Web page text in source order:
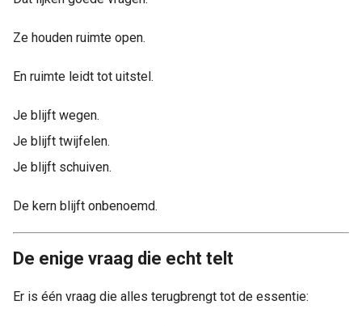
Ze houden ruimte open.
En ruimte leidt tot uitstel.
Je blijft wegen.
Je blijft twijfelen.
Je blijft schuiven.
De kern blijft onbenoemd.
De enige vraag die echt telt
Er is één vraag die alles terugbrengt tot de essentie: